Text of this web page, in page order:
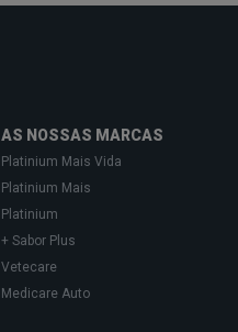
AS NOSSAS MARCAS
Platinium Mais Vida
Platinium Mais
Platinium
+ Sabor Plus
Vetecare
Medicare Auto